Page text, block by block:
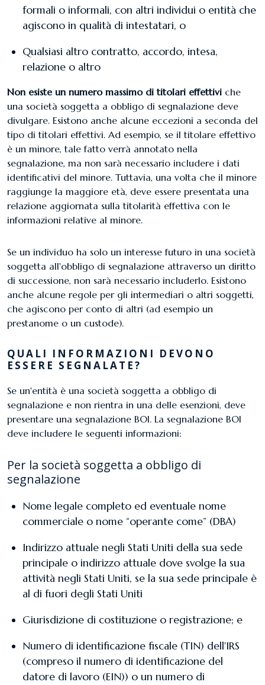
formali o informali, con altri individui o entità che
agiscono in qualità di intestatari, o
Qualsiasi altro contratto, accordo, intesa,
relazione o altro
Non esiste un numero massimo di titolari effettivi che
una società soggetta a obbligo di segnalazione deve
divulgare. Esistono anche alcune eccezioni a seconda del
tipo di titolari effettivi. Ad esempio, se il titolare effettivo
è un minore, tale fatto verrà annotato nella
segnalazione, ma non sarà necessario includere i dati
identificativi del minore. Tuttavia, una volta che il minore
raggiunge la maggiore età, deve essere presentata una
relazione aggiornata sulla titolarità effettiva con le
informazioni relative al minore.
Se un individuo ha solo un interesse futuro in una società
soggetta all'obbligo di segnalazione attraverso un diritto
di successione, non sarà necessario includerlo. Esistono
anche alcune regole per gli intermediari o altri soggetti,
che agiscono per conto di altri (ad esempio un
prestanome o un custode).
QUALI INFORMAZIONI DEVONO
ESSERE SEGNALATE?
Se un'entità è una società soggetta a obbligo di
segnalazione e non rientra in una delle esenzioni, deve
presentare una segnalazione BOI. La segnalazione BOI
deve includere le seguenti informazioni:
​​Per la società soggetta a obbligo di
segnalazione
​Nome legale completo ed eventuale nome
commerciale o nome “operante come” (DBA)
Indirizzo attuale negli Stati Uniti della sua sede
principale o indirizzo attuale dove svolge la sua
attività negli Stati Uniti, se la sua sede principale è
al di fuori degli Stati Uniti
Giurisdizione di costituzione o registrazione; e
Numero di identificazione fiscale (TIN) dell'IRS
(compreso il numero di identificazione del
datore di lavoro (EIN)) o un numero di